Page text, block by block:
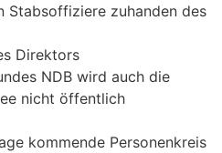
Stabsoffiziere zuhanden des
Direktors
NDB wird auch die
nicht öffentlich
kommende Personenkreis